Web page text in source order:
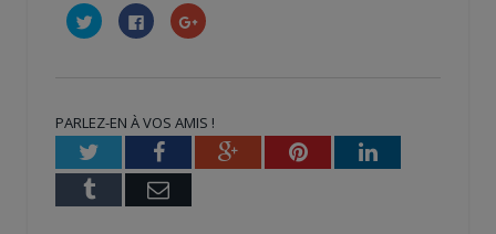
Cliquez
pour
partager
fenêtre)
Cliquez
pour
partager
fenêtre)
Cliquez
pour
nouvelle
fenêtre)
PARLEZ-EN À VOS AMIS !
TwitterFacebookGoogle+PinterestLinkedIn
Tumblr Email